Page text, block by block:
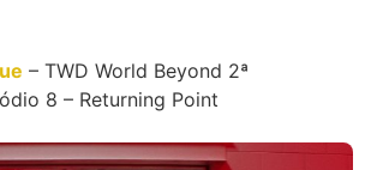
– TWD World Beyond 2ª
8 – Returning Point